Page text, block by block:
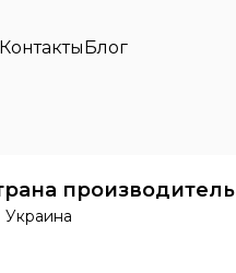
КонтактыБлог
производитель
Украина